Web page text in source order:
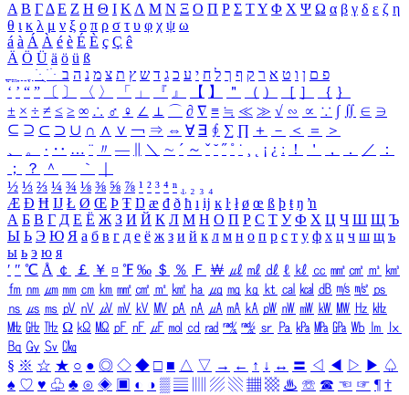
Α Β ΓΔ Ε Ζ Η Θ Ι ΚΛ Μ Ν Ξ Ο Π Ρ Σ ΤΥ Φ Χ Ψ Ω α β γ δ ε ζ η
θ ι κ λ μ ν ξ ο π ρ σ τ υ φ χ ψ ω
á à Á À é è É È ç Ç ê
Ä Ö Ü ä ö ü ß
ִֶֹ ֻּ ׁׂ פ ם ן ו ט א ר ק ף ך ל ח י ע כ ג ד ש ץ ת צ מ נ ה ב
‘ ’ “ ” 〔 〕 〈 〉 「 」 『 』 【 】 ＂ （ ） ［ ］ ｛ ｝
± × ÷ ≠ ≤ ≥ ∞ ∴ ♂ ♀ ∠ ⊥ ⌒ ∂ ∇ ≡ ≒ ≪ ≫ √ ∽ ∝ ∵ ∫ ∬ ∈ ∋
⊆ ⊇ ⊂ ⊃ ∪ ∩ ∧ ∨ ￢ ⇒ ⇔ ∀ ∃ ∮ ∑ ∏ ＋ － ＜ ＝
＞
、
。 · ‥ … ¨ 〃 ― ＼ ∼ ´ ～ ˇ ˘ ˝ ˚ ˙ ¸ ¡ ¿ ː ！ ＇ ， ． ／
：
；
？ ＾ ｀
½ ⅓ ⅔ ¼ ¾ ⅛ ⅜ ⅝ ⅞ ¹ ² ³ ⁴ ⁿ ₁ ₂ ₃ ₄
Æ Ð Ħ Ĳ Ł Ø Œ Þ Ŧ Ŋ æ đ ð ħ ı ĳ ĸ ŀ ł ø œ ß þ ŧ ŋ ŉ
А Б В Г Д Е Ё Ж З И Й К Л М Н О П Р С Т У Ф Х Ц Ч Ш Щ Ъ
Ы Ь Э Ю Я а б в г д е ё ж з и й к л м н о п р с т у ф х ц ч ш щ ъ
ы ь э ю я
′ ″ ℃ Å ￠ ￡ ￥ ¤ ℉ ‰ ＄ ％ Ｆ ￦ ㎕ ㎖ ㎗ ℓ ㎘ ㏄ ㎣ ㎤ ㎥ ㎦
㎙ ㎚ ㎛ ㎜ ㎝ ㎞ ㎟ ㎠ ㎡ ㎢ ㏊ ㎍ ㎎ ㎏ ㏏ ㎈ ㎉ ㏈ ㎧ ㎨ ㎰
㎱ ㎲ ㎳ ㎴ ㎵ ㎶ ㎷ ㎸ ㎹ ㎀ ㎁ ㎂ ㎃ ㎄ ㎺ ㎻ ㎽ ㎾ ㎿ ㎐ ㎑
㎒ ㎓ ㎔ Ω ㏀ ㏁ ㎊ ㎋ ㎌ ㏖ ㏅ ㎭ ㎮ ㎯ ㏛ ㎩ ㎪ ㎫ ㎬ ㏝ ㏐
㏓
㏃ ㏉ ㏜ ㏆
§ ※ ☆ ★ ○ ● ◎ ◇ ◆ □ ■ △ ▽ → ← ↑ ↓ ↔ 〓 ◁ ◀ ▷ ▶ ♤
♠ ♡ ♥ ♧ ♣ ⊙ ◈ ▣ ◐ ◑ ▒ ▤ ▨ ▧ ▦ ▩ ♨ ☏ ☎ ☜ ☞ ¶ †